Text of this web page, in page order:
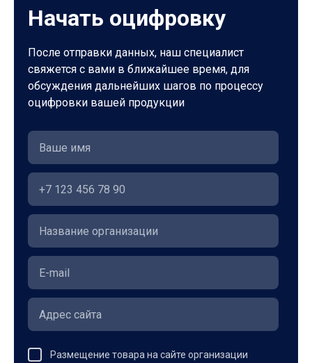
Начать оцифровку
После отправки данных, наш специалист
свяжется с вами в ближайшее время, для
обсуждения дальнейших шагов по процессу
оцифровки вашей продукции
Размещение товара на сайте организации